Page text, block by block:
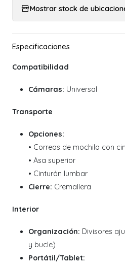
Mostrar stock de
Compatibilidad
Cámaras: Universal
Transporte
Opciones:
• Correas de mochila con
• Asa superior
• Cinturón lumbar
Cierre: Cremallera
Interior
Organización: Divisores
y bucle)
Portátil/Tablet: